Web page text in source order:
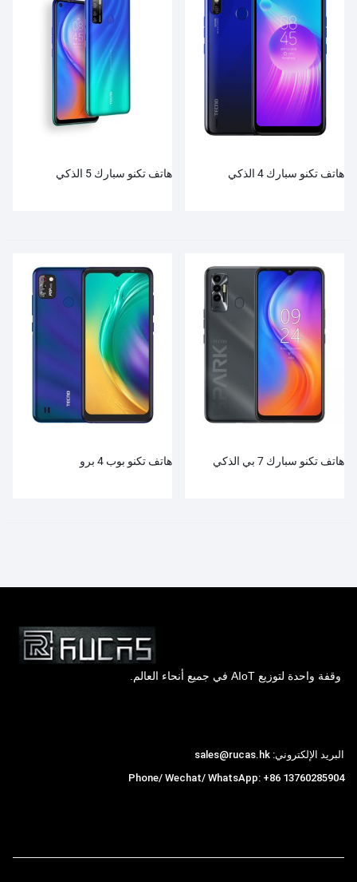
هاتف تكنو سبارك 4 الذكي هاتف تكنو سبارك 5 الذكي
هاتف تكنو سبارك 7 بي الذكي هاتف تكنو بوب 4 برو
وقفة واحدة لتوزيع AIoT في جميع أنحاء العالم.
البريد الإلكتروني: sales@rucas.hk
Phone/ Wechat/ WhatsApp: +86 13760285904